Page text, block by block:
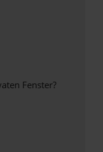
Fenster?